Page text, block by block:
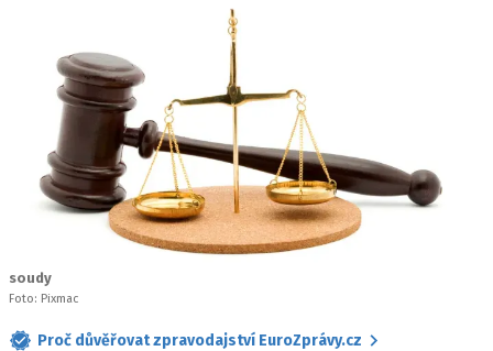
soudy
Foto: Pixmac
Proč důvěřovat zpravodajství EuroZprávy.cz